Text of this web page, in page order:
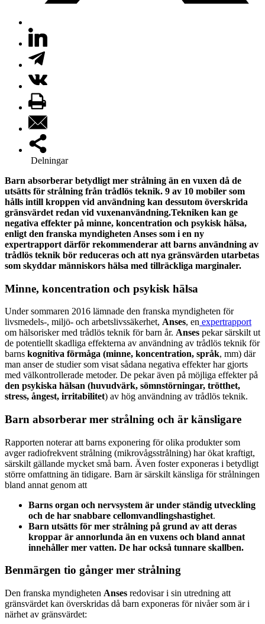
Delningar
Barn absorberar betydligt mer strålning än en vuxen då de
utsätts för strålning från trådlös teknik. 9 av 10 mobiler som
hålls intill kroppen vid användning kan dessutom överskrida
gränsvärdet redan vid vuxenanvändning.Tekniken kan ge
negativa effekter på minne, koncentration och psykisk hälsa,
enligt den franska myndigheten Anses som i en ny
expertrapport därför rekommenderar att barns användning av
trådlös teknik bör reduceras och att nya gränsvärden utarbetas
som skyddar människors hälsa med tillräckliga marginaler.
Minne, koncentration och psykisk hälsa
Under sommaren 2016 lämnade den franska myndigheten för
livsmedels-, miljö- och arbetslivssäkerhet, Anses, en expertrapport
om hälsorisker med trådlös teknik för barn år. Anses pekar särskilt ut
de potentiellt skadliga effekterna av användning av trådlös teknik för
barns kognitiva förmåga (minne, koncentration, språk, mm) där
man anser de studier som visat sådana negativa effekter har gjorts
med välkontrollerade metoder. De pekar även på möjliga effekter på
den psykiska hälsan (huvudvärk, sömnstörningar, trötthet,
stress, ångest, irritabilitet) av hög användning av trådlös teknik.
Barn absorberar mer strålning och är känsligare
Rapporten noterar att barns exponering för olika produkter som
avger radiofrekvent strålning (mikrovågsstrålning) har ökat kraftigt,
särskilt gällande mycket små barn. Även foster exponeras i betydligt
större omfattning än tidigare. Barn är särskilt känsliga för strålningen
bland annat genom att
Barns organ och nervsystem är under ständig utveckling
och de har snabbare cellomvandlingshastighet.
Barn utsätts för mer strålning på grund av att deras
kroppar är annorlunda än en vuxens och bland annat
innehåller mer vatten. De har också tunnare skallben.
Benmärgen tio gånger mer strålning
Den franska myndigheten Anses redovisar i sin utredning att
gränsvärdet kan överskridas då barn exponeras för nivåer som är i
närhet av gränsvärdet: